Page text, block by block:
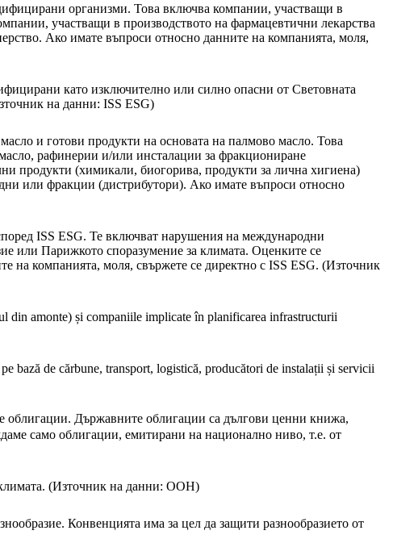
организми. Това включва компании, участващи в
участващи в производството на фармацевтични лекарства
Ако имате въпроси относно данните на компанията, моля,
като изключително или силно опасни от Световната
на данни: ISS ESG)
и готови продукти на основата на палмово масло. Това
рафинерии и/или инсталации за фракциониране
продукти (химикали, биогорива, продукти за лична хигиена)
или фракции (дистрибутори). Ако имате въпроси относно
ISS ESG. Те включват нарушения на международни
или Парижкото споразумение за климата. Оценките се
на компанията, моля, свържете се директно с ISS ESG. (Източник
din amonte) și companiile implicate în planificarea infrastructurii
bază de cărbune, transport, logistică, producători de instalații și servicii
облигации. Държавните облигации са дългови ценни книжа,
само облигации, емитирани на национално ниво, т.е. от
(Източник на данни: ООН)
Конвенцията има за цел да защити разнообразието от